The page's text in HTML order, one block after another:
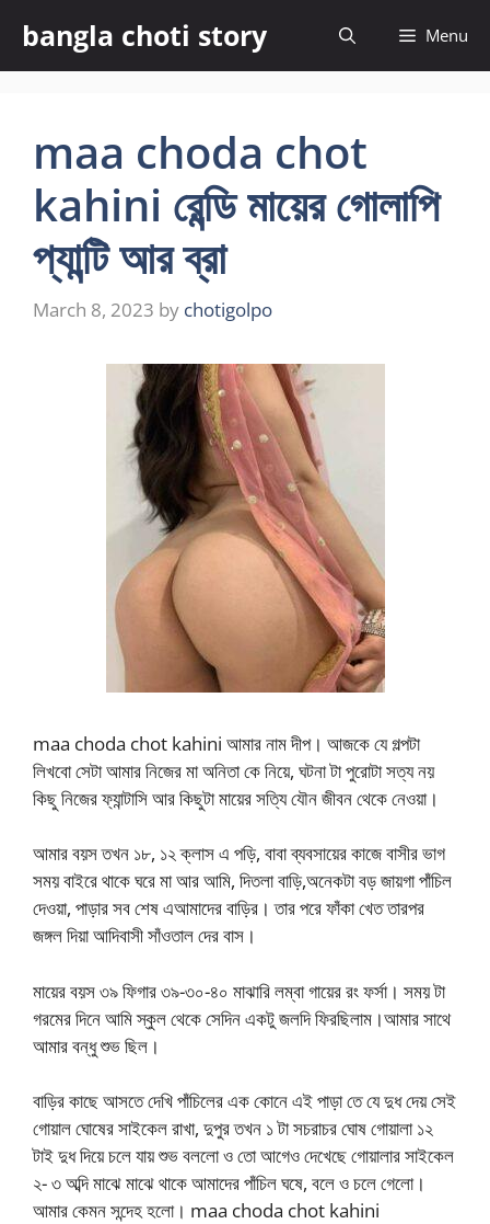
content
bangla choti story Menu
maa choda chot
kahini রেন্ডি মায়ের গোলাপি
প্যান্টি আর ব্রা
March 8, 2023 by chotigolpo
maa choda chot kahini আমার নাম দীপ। আজকে যে গল্পটা
লিখবো সেটা আমার নিজের মা অনিতা কে নিয়ে, ঘটনা টা পুরোটা সত্য নয়
কিছু নিজের ফ্যান্টাসি আর কিছুটা মায়ের সত্যি যৌন জীবন থেকে নেওয়া।
আমার বয়স তখন ১৮, ১২ ক্লাস এ পড়ি, বাবা ব্যবসায়ের কাজে বাসীর ভাগ
সময় বাইরে থাকে ঘরে মা আর আমি, দিতলা বাড়ি,অনেকটা বড় জায়গা পাঁচিল
দেওয়া, পাড়ার সব শেষ এআমাদের বাড়ির। তার পরে ফাঁকা খেত তারপর
জঙ্গল দিয়া আদিবাসী সাঁওতাল দের বাস।
মায়ের বয়স ৩৯ ফিগার ৩৯-৩০-৪০ মাঝারি লম্বা গায়ের রং ফর্সা। সময় টা
গরমের দিনে আমি স্কুল থেকে সেদিন একটু জলদি ফিরছিলাম।আমার সাথে
আমার বন্ধু শুভ ছিল।
বাড়ির কাছে আসতে দেখি পাঁচিলের এক কোনে এই পাড়া তে যে দুধ দেয় সেই
গোয়াল ঘোষের সাইকেল রাখা, দুপুর তখন ১ টা সচরাচর ঘোষ গোয়ালা ১২
টাই দুধ দিয়ে চলে যায় শুভ বললো ও তো আগেও দেখেছে গোয়ালার সাইকেল
২- ৩ অব্দি মাঝে মাঝে থাকে আমাদের পাঁচিল ঘষে, বলে ও চলে গেলো।
আমার কেমন সন্দেহ হলো। maa choda chot kahini